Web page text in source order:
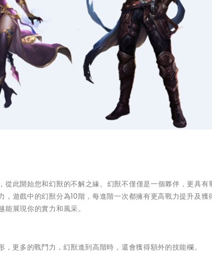
此開始您和幻獸的不解之緣。幻獸不僅僅是一個夥伴，更具有
遊戲中的幻獸分為10階，每進階一次都擁有更高戰力提升及獲
展現你的實力和風采。
更多的戰鬥力，幻獸進到高階時，還會獲得額外的技能欄。